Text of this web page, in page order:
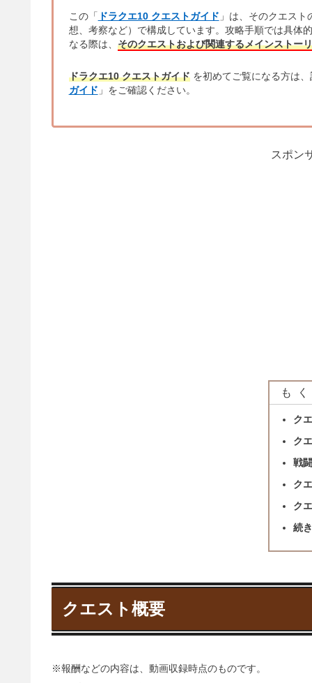
この「 ドラクエ10 クエストガイド 」は、そのクエスト
想、考察など）で構成しています。攻略手順では具体
なる際は、 そのクエストおよび関連するメインストー
ドラクエ10 クエストガイドを初めてご覧になる方は
ガイド 」をご確認ください。
スポン
も
ク
ク
戦
ク
ク
続
クエスト概要
※報酬などの内容は、動画収録時点のものです。